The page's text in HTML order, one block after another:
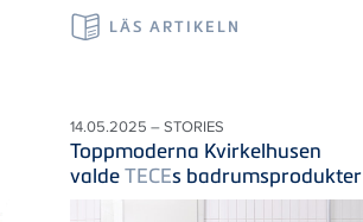
LÄS ARTIKELN
14.05.2025 – STORIES
Toppmoderna Kvirkelhusen
valdeTECEs badrumsprodukter